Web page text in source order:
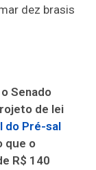
dez brasis
Senado
de lei
do Pré-sal
que o
R$ 140